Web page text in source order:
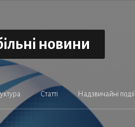
новини
Статті Надзвичайні події